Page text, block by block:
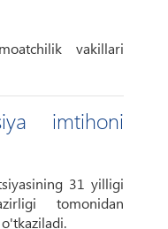
vakillari
imtihoni
31 yilligi
tomonidan